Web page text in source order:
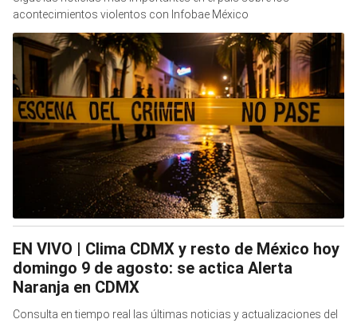
acontecimientos violentos con Infobae México
EN VIVO | Clima CDMX y resto de México hoy
domingo 9 de agosto: se actica Alerta
Naranja en CDMX
Consulta en tiempo real las últimas noticias y actualizaciones del